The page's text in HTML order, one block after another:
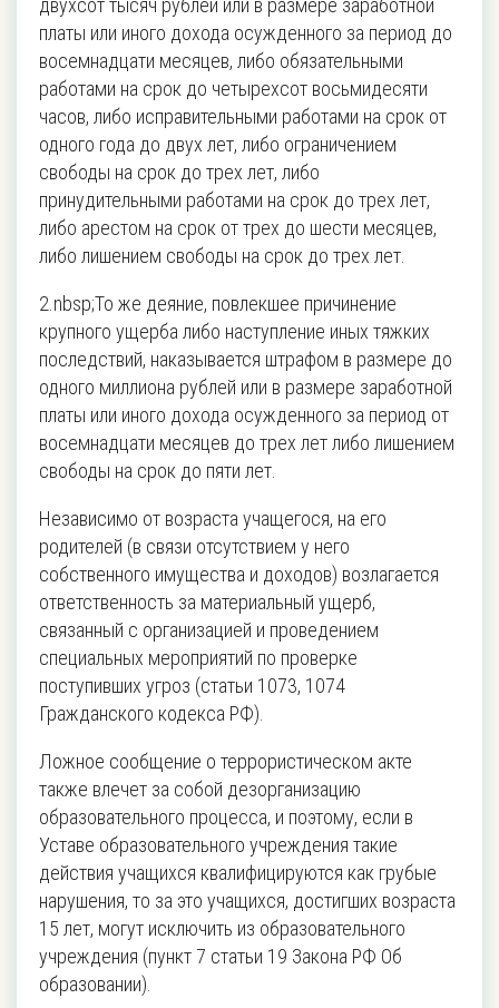
двухсот тысяч рублей или в размере заработной
платы или иного дохода осужденного за период до
восемнадцати месяцев, либо обязательными
работами на срок до четырехсот восьмидесяти
часов, либо исправительными работами на срок от
одного года до двух лет, либо ограничением
свободы на срок до трех лет, либо
принудительными работами на срок до трех лет,
либо арестом на срок от трех до шести месяцев,
либо лишением свободы на срок до трех лет.
2.nbsp;То же деяние, повлекшее причинение
крупного ущерба либо наступление иных тяжких
последствий, наказывается штрафом в размере до
одного миллиона рублей или в размере заработной
платы или иного дохода осужденного за период от
восемнадцати месяцев до трех лет либо лишением
свободы на срок до пяти лет.
Независимо от возраста учащегося, на его
родителей (в связи отсутствием у него
собственного имущества и доходов) возлагается
ответственность за материальный ущерб,
связанный с организацией и проведением
специальных мероприятий по проверке
поступивших угроз (статьи 1073, 1074
Гражданского кодекса РФ).
Ложное сообщение о террористическом акте
также влечет за собой дезорганизацию
образовательного процесса, и поэтому, если в
Уставе образовательного учреждения такие
действия учащихся квалифицируются как грубые
нарушения, то за это учащихся, достигших возраста
15 лет, могут исключить из образовательного
учреждения (пункт 7 статьи 19 Закона РФ Об
образовании).